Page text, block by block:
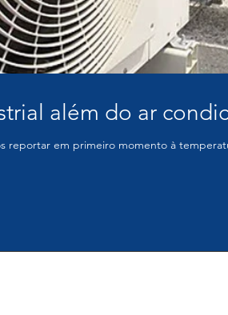
além do ar
reportar em primeiro momento à